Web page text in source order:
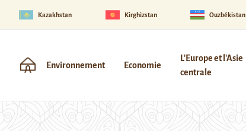
Kazakhstan Kirghizstan Ouzbékistan
Environnement Economie
L'Europe et l'Asie
centrale